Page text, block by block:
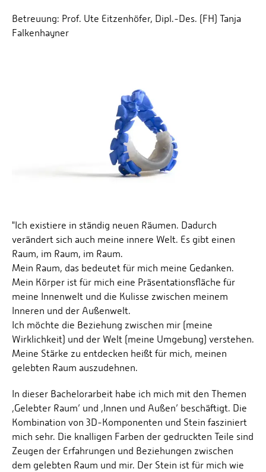
Betreuung: Prof. Ute Eitzenhöfer, Dipl.-Des. (FH) Tanja
Falkenhayner
"Ich existiere in ständig neuen Räumen. Dadurch
verändert sich auch meine innere Welt. Es gibt einen
Raum, im Raum, im Raum.
Mein Raum, das bedeutet für mich meine Gedanken.
Mein Körper ist für mich eine Präsentationsfläche für
meine Innenwelt und die Kulisse zwischen meinem
Inneren und der Außenwelt.
Ich möchte die Beziehung zwischen mir (meine
Wirklichkeit) und der Welt (meine Umgebung) verstehen.
Meine Stärke zu entdecken heißt für mich, meinen
gelebten Raum auszudehnen.
In dieser Bachelorarbeit habe ich mich mit den Themen
‚Gelebter Raum’ und ‚Innen und Außen’ beschäftigt. Die
Kombination von 3D-Komponenten und Stein fasziniert
mich sehr. Die knalligen Farben der gedruckten Teile sind
Zeugen der Erfahrungen und Beziehungen zwischen
dem gelebten Raum und mir. Der Stein ist für mich wie